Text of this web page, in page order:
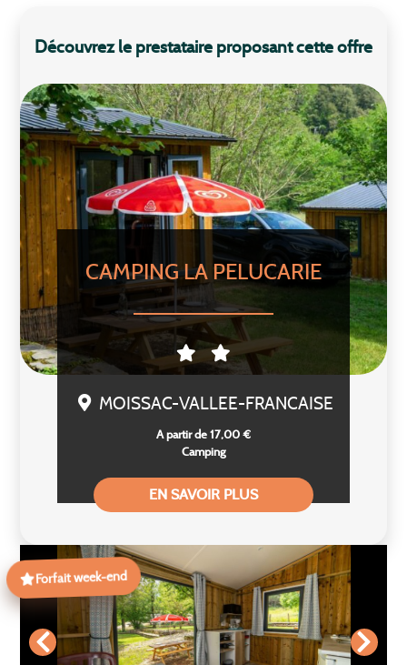
Forfait week-end
Découvrez le prestataire proposant cette offre
CAMPING LA PELUCARIE
MOISSAC-VALLEE-FRANCAISE
A partir de 17,00 €
Camping
EN SAVOIR PLUS